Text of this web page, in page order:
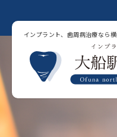
インプラント、歯周病治療なら